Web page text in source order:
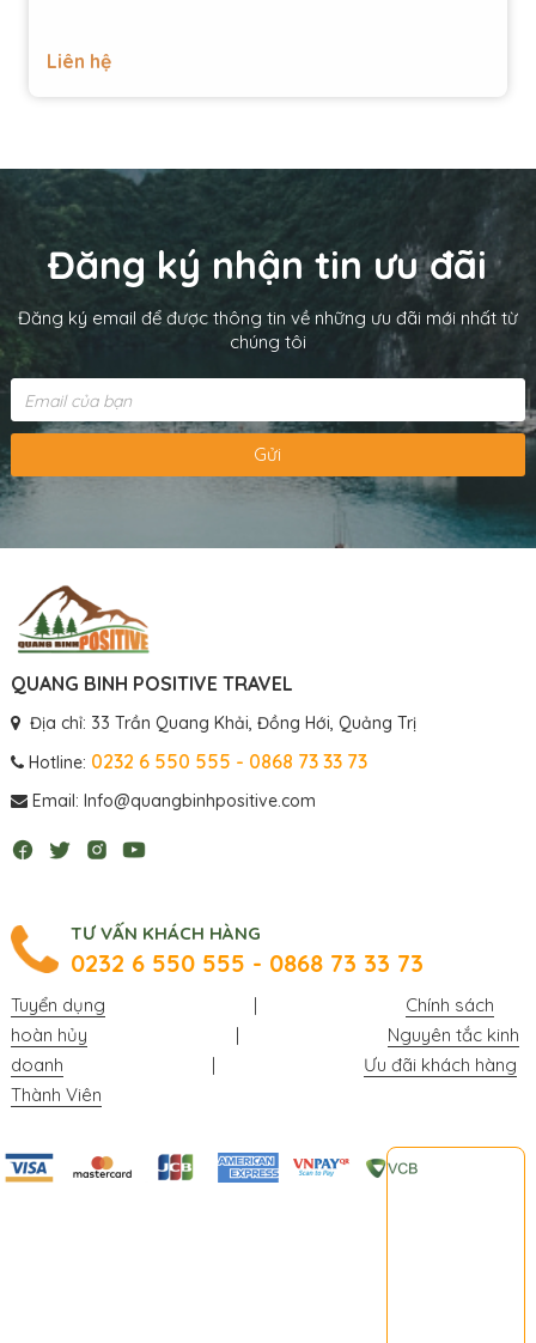
Liên hệ
Đăng ký nhận tin ưu đãi
Đăng ký email để được thông tin về những ưu đãi mới nhất từ
chúng tôi
Gửi
QUANG BINH POSITIVE TRAVEL
Địa chỉ: 33 Trần Quang Khải, Đồng Hới, Quảng Trị
Hotline: 0232 6 550 555 - 0868 73 33 73
Email: Info@quangbinhpositive.com
TƯ VẤN KHÁCH HÀNG
0232 6 550 555 - 0868 73 33 73
Tuyển dụng |
Chính sách
hoàn hủy
|
Nguyên tắc kinh
doanh
|
Ưu đãi khách hàng
Thành Viên